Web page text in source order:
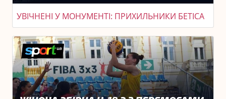
УВІЧНЕНІ У МОНУМЕНТІ: ПРИХИЛЬНИКИ БЕТІСА